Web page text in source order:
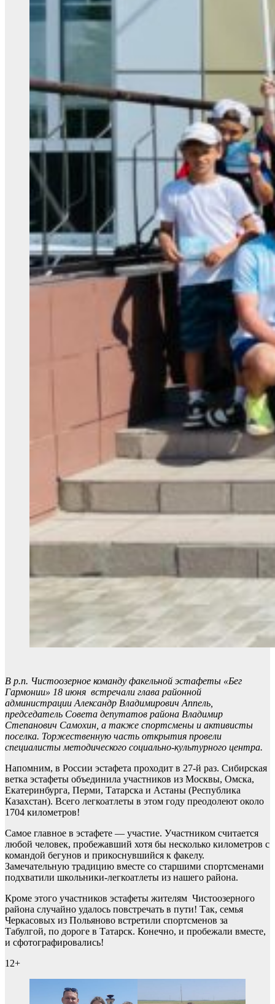
В р.п. Чистоозерное команду факельной эстафеты «Бег
Гармонии» 18 июня встречали глава районной
администрации Александр Владимирович Аппель,
председатель Совета депутатов района Владимир
Степанович Самохин, а также спортсмены и активисты
поселка. Торжественную часть открытия провели
специалисты методического социально-культурного центра.
Напомним, в России эстафета проходит в 27-й раз. Сибирская
ветка эстафеты объединила участников из Москвы, Омска,
Екатеринбурга, Перми, Татарска и Астаны (Республика
Казахстан). Всего легкоатлеты в этом году преодолеют около
1704 километров!
Самое главное в эстафете — участие. Участником считается
любой человек, пробежавший хотя бы несколько километров с
командой бегунов и прикоснувшийся к факелу.
Замечательную традицию вместе со старшими спортсменами
подхватили школьники-легкоатлеты из нашего района.
Кроме этого участников эстафеты жителям Чистоозерного
района случайно удалось повстречать в пути! Так, семья
Черкасовых из Польяново встретили спортсменов за
Табулгой, по дороге в Татарск. Конечно, и пробежали вместе,
и сфотографировались!
12+